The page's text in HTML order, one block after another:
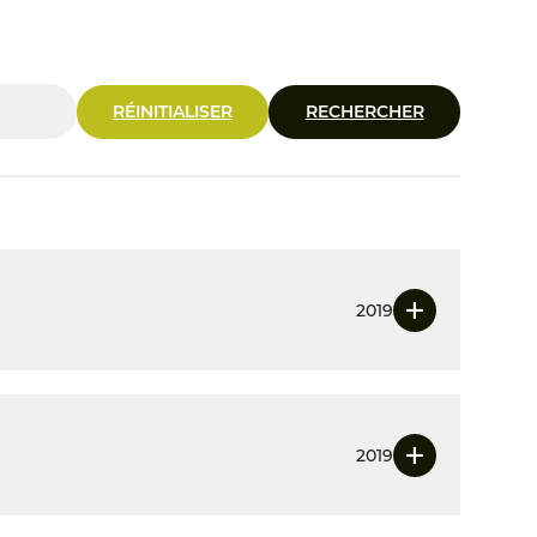
RÉINITIALISER RECHERCHER
2019
2019